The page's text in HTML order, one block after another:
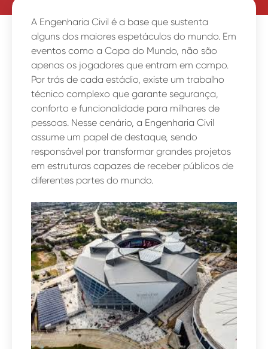
A Engenharia Civil é a base que sustenta
alguns dos maiores espetáculos do mundo. Em
eventos como a Copa do Mundo, não são
apenas os jogadores que entram em campo.
Por trás de cada estádio, existe um trabalho
técnico complexo que garante segurança,
conforto e funcionalidade para milhares de
pessoas. Nesse cenário, a Engenharia Civil
assume um papel de destaque, sendo
responsável por transformar grandes projetos
em estruturas capazes de receber públicos de
diferentes partes do mundo.